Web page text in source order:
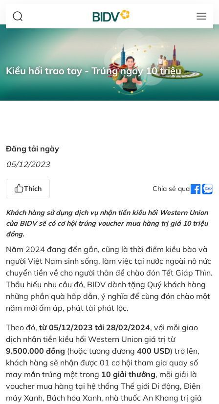
Kiều hối trao tay - Trúng ngay 10 triệu
Đăng tải ngày
05/12/2023
Thích Chia sẻ qua
Khách hàng sử dụng dịch vụ nhận tiền kiều hối Western Union
của BIDV sẽ có cơ hội trúng voucher mua hàng trị giá 10 triệu
đồng.
Năm 2024 đang đến gần, cũng là thời điểm kiều bào và
người Việt Nam sinh sống, làm việc tại nước ngoài nô nức
chuyển tiền về cho người thân để chào đón Tết Giáp Thìn.
Thấu hiểu nhu cầu đó, BIDV dành tặng Quý khách hàng
những phần quà hấp dẫn, ý nghĩa để cùng đón chào một
năm mới ấm áp, phát tài phát lộc.
Theo đó, từ 05/12/2023 tới 28/02/2024, với mỗi giao
dịch nhận tiền kiều hối Western Union giá trị từ
9.500.000 đồng (hoặc tương đương 400 USD) trở lên,
khách hàng sẽ nhận được 01 cơ hội tham gia quay số
may mắn trúng một trong 10 giải thưởng, mỗi giải là
voucher mua hàng tại hệ thống Thế giới Di động, Điện
máy Xanh, Bách hóa Xanh, nhà thuốc An Khang trị giá